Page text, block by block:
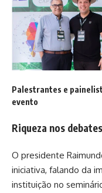
Palestrantes e
evento
Riqueza nos debates
O presidente
iniciativa, falando da
instituição no